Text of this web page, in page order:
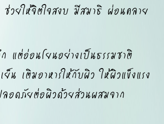
ยให้จิตใจสงบ มีสมาธิ ผ่อนคลาย
ต่อ่อนโยนอย่างเป็นธรรมชาติ
น เติมอาหารให้กับผิว ให้ผิวแข็งแรง
ดภัยต่อผิวด้วยส่วนผสมจาก